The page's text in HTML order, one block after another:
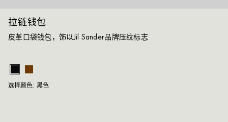
拉链钱包
皮革口袋钱包，饰以Jil Sander品牌压纹标志
选择颜色: 黑色